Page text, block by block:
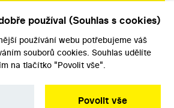
používal (Souhlas s cookies)
používání webu potřebujeme váš
souborů cookies. Souhlas udělíte
na tlačítko "Povolit vše".
Povolit vše